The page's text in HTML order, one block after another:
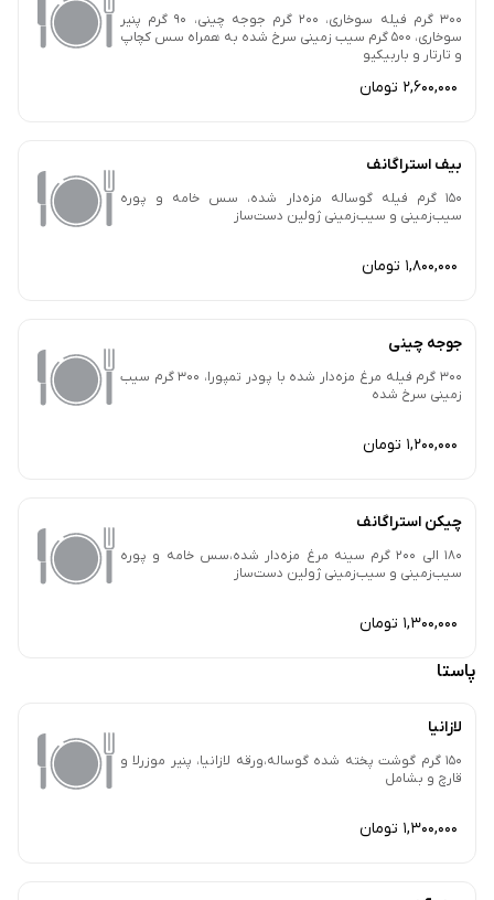
300 گرم فیله سوخاری، 200 گرم جوجه چینی، 90 گرم پنیر
سوخاری، 500 گرم سیب زمینی سرخ شده به همراه سس کچاپ
و تارتار و باربیکیو
2,600,000 تومان
بیف استراگانف
150 گرم فیله گوساله مزه‌دار شده، سس خامه و پوره
سیب‌زمینی و سیب‌زمینی ژولین دست‌ساز
1,800,000 تومان
جوجه چینی
300 گرم فیله مرغ مزه‌دار شده با پودر تمپورا، 300 گرم سیب
زمینی سرخ شده
1,200,000 تومان
چیکن استراگانف
180 الی 200 گرم سینه مرغ مزه‌دار شده،سس خامه و پوره
سیب‌زمینی و سیب‌زمینی ژولین دست‌ساز
1,300,000 تومان
پاستا
لازانیا
150 گرم گوشت پخته شده گوساله،ورقه لازانیا، پنیر موزرلا و
قارچ و بشامل
1,300,000 تومان